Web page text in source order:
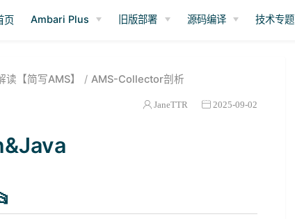
页 Ambari Plus 旧版部署 源码编译 技术专题
【简写AMS】 AMS-Collector剖析
JaneTTR 2025-09-02